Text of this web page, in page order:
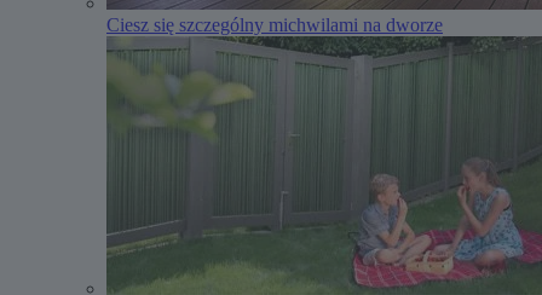
Ciesz się szczególny michwilami na dworze